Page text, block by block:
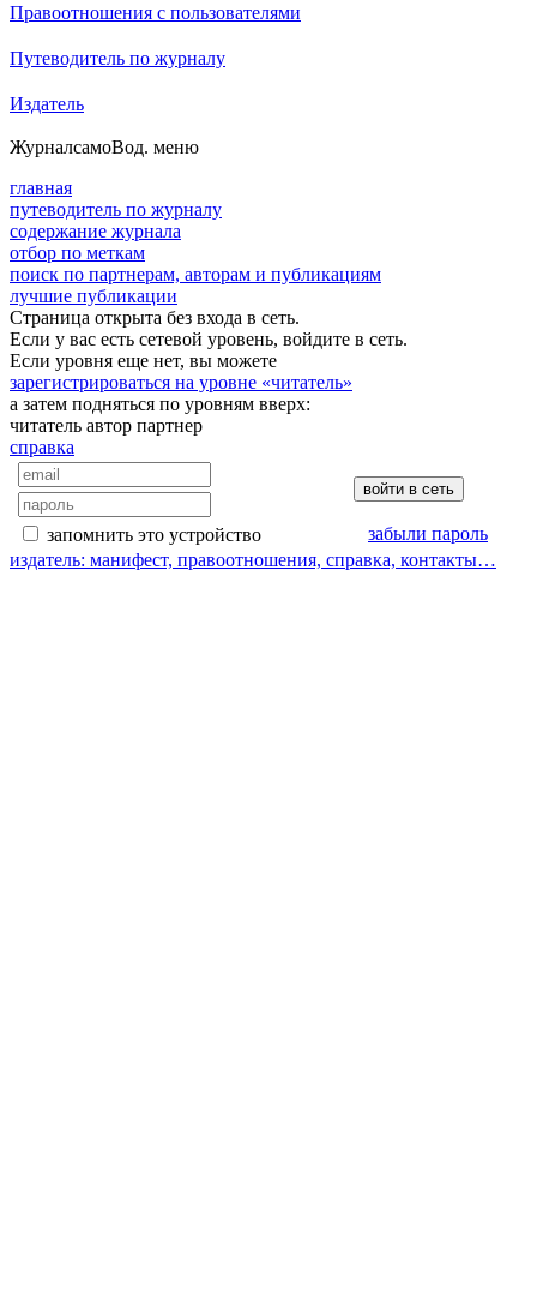
Правоотношения с пользователями
Путеводитель по журналу
Издатель
ЖурналсамоВод. меню
главная
путеводитель по журналу
содержание журнала
отбор по меткам
поиск по партнерам, авторам и публикациям
лучшие публикации
Страница открыта без входа в сеть.
Если у вас есть сетевой уровень, войдите в сеть.
Если уровня еще нет, вы можете
зарегистрироваться на уровне «читатель»
а затем подняться по уровням вверх:
читатель автор партнер
справка
запомнить это устройство
забыли пароль
издатель: манифест, правоотношения, справка, контакты…